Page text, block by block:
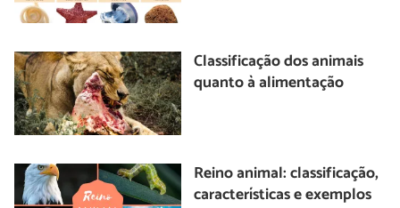
Classificação dos animais
quanto à alimentação
Reino animal: classificação,
características e exemplos